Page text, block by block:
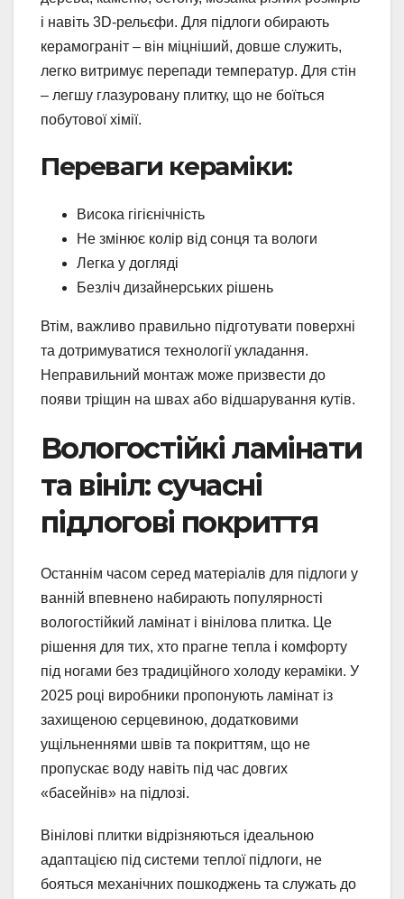
і навіть 3D-рельєфи. Для підлоги обирають
керамограніт – він міцніший, довше служить,
легко витримує перепади температур. Для стін
– легшу глазуровану плитку, що не боїться
побутової хімії.
Переваги кераміки:
Висока гігієнічність
Не змінює колір від сонця та вологи
Легка у догляді
Безліч дизайнерських рішень
Втім, важливо правильно підготувати поверхні
та дотримуватися технології укладання.
Неправильний монтаж може призвести до
появи тріщин на швах або відшарування кутів.
Вологостійкі ламінати
та вініл: сучасні
підлогові покриття
Останнім часом серед матеріалів для підлоги у
ванній впевнено набирають популярності
вологостійкий ламінат і вінілова плитка. Це
рішення для тих, хто прагне тепла і комфорту
під ногами без традиційного холоду кераміки. У
2025 році виробники пропонують ламінат із
захищеною серцевиною, додатковими
ущільненнями швів та покриттям, що не
пропускає воду навіть під час довгих
«басейнів» на підлозі.
Вінілові плитки відрізняються ідеальною
адаптацією під системи теплої підлоги, не
бояться механічних пошкоджень та служать до